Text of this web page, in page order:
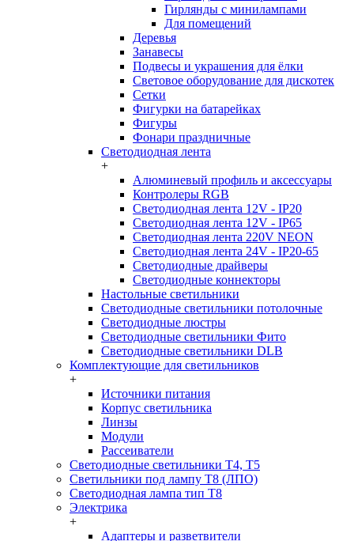
Гирлянды с минилампами
Для помещений
Деревья
Занавесы
Подвесы и украшения для ёлки
Световое оборудование для дискотек
Сетки
Фигурки на батарейках
Фигуры
Фонари праздничные
Светодиодная лента
+
Алюминевый профиль и аксессуары
Контролеры RGB
Светодиодная лента 12V - IP20
Светодиодная лента 12V - IP65
Светодиодная лента 220V NEON
Светодиодная лента 24V - IP20-65
Светодиодные драйверы
Светодиодные коннекторы
Настольные светильники
Светодиодные светильники потолочные
Светодиодные люстры
Светодиодные светильники Фито
Светодиодные светильники DLB
Комплектующие для светильников
+
Источники питания
Корпус светильника
Линзы
Модули
Рассеиватели
Светодиодные светильники T4, T5
Светильники под лампу Т8 (ЛПО)
Светодиодная лампа тип T8
Электрика
+
Адаптеры и разветвители